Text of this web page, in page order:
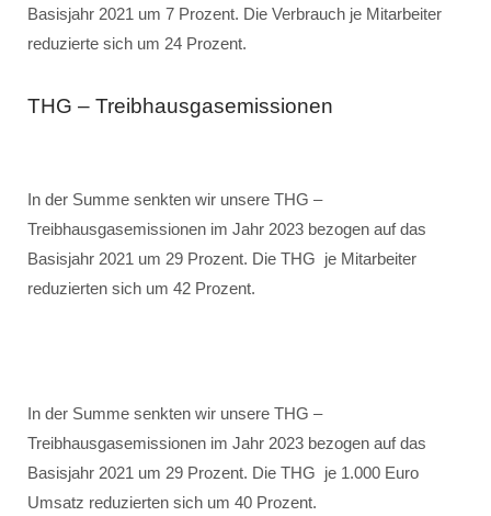
Basisjahr 2021 um 7 Prozent. Die Verbrauch je Mitarbeiter
reduzierte sich um 24 Prozent.
THG – Treibhausgasemissionen
In der Summe senkten wir unsere THG –
Treibhausgasemissionen im Jahr 2023 bezogen auf das
Basisjahr 2021 um 29 Prozent. Die THG je Mitarbeiter
reduzierten sich um 42 Prozent.
In der Summe senkten wir unsere THG –
Treibhausgasemissionen im Jahr 2023 bezogen auf das
Basisjahr 2021 um 29 Prozent. Die THG je 1.000 Euro
Umsatz reduzierten sich um 40 Prozent.